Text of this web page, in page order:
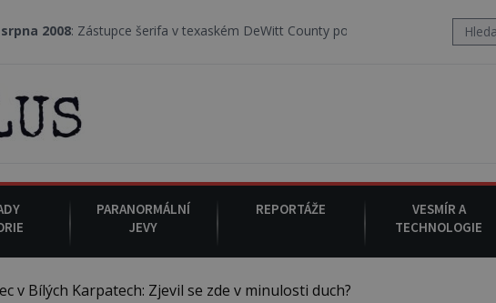
šerifa v texaském DeWitt County pořizuje video, na kterém před jeho
PARANORMÁLNÍ
JEVY
REPORTÁŽE
VESMÍR A
TECHNOLOGIE
v Bílých Karpatech: Zjevil se zde v minulosti duch?